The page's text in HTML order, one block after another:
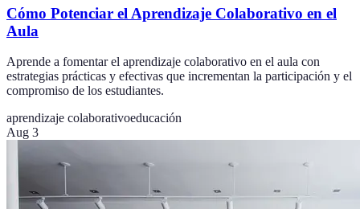
Cómo Potenciar el Aprendizaje Colaborativo en el
Aula
Aprende a fomentar el aprendizaje colaborativo en el aula con
estrategias prácticas y efectivas que incrementan la participación y el
compromiso de los estudiantes.
aprendizaje colaborativoeducación
Aug 3